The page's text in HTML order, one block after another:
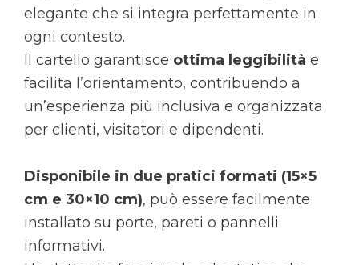
elegante che si integra perfettamente in
ogni contesto.
Il cartello garantisce ottima leggibilità e
facilita l’orientamento, contribuendo a
un’esperienza più inclusiva e organizzata
per clienti, visitatori e dipendenti.
Disponibile in due pratici formati (15×5
cm e 30×10 cm), può essere facilmente
installato su porte, pareti o pannelli
informativi.